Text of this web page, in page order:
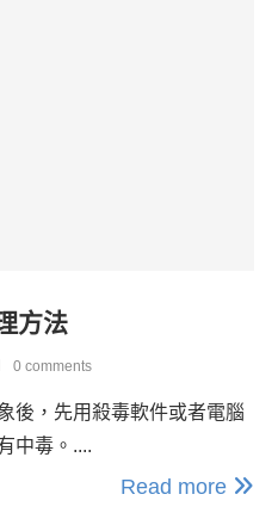
方法
0 comments
後，先用殺毒軟件或者電腦
中毒。....
Read more